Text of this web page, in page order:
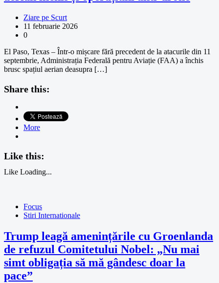
Ziare pe Scurt
11 februarie 2026
0
El Paso, Texas – Într-o mișcare fără precedent de la atacurile din 11
septembrie, Administrația Federală pentru Aviație (FAA) a închis
brusc spațiul aerian deasupra […]
Share this:
More
Like this:
Like Loading...
Focus
Stiri Internationale
Trump leagă amenințările cu Groenlanda
de refuzul Comitetului Nobel: „Nu mai
simt obligația să mă gândesc doar la
pace”